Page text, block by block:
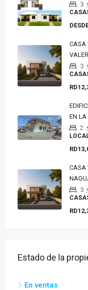
3
CASA
3
EN LA
2
CASA
3
Estado de la
En ventas